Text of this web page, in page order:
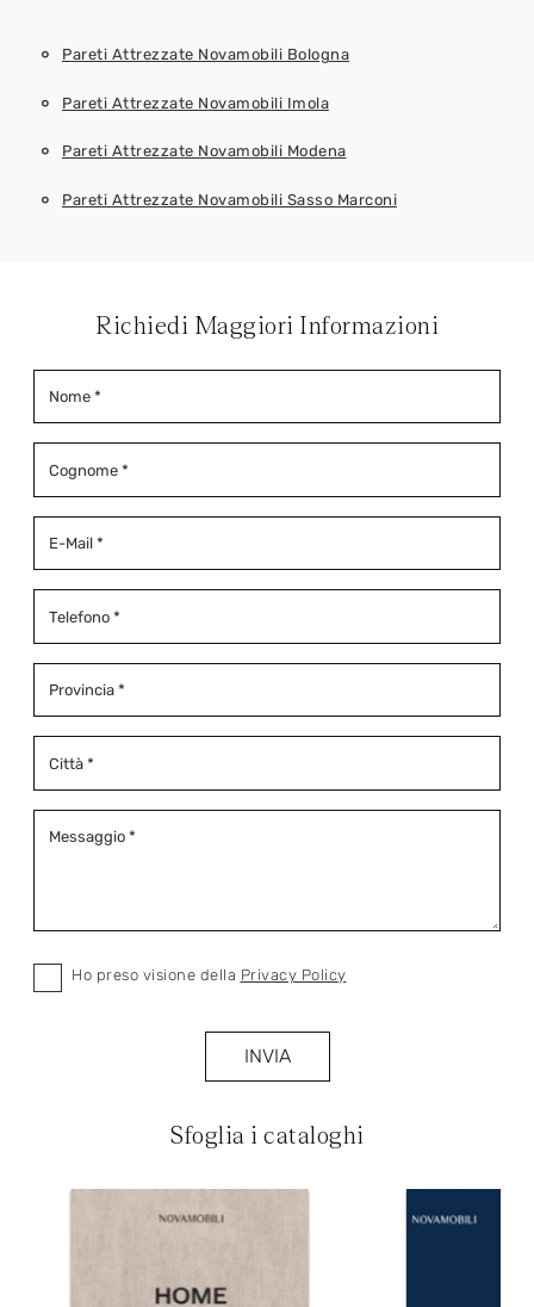
Pareti Attrezzate Novamobili Bologna
Pareti Attrezzate Novamobili Imola
Pareti Attrezzate Novamobili Modena
Pareti Attrezzate Novamobili Sasso Marconi
Sfoglia i cataloghi
Richiedi Maggiori Informazioni
Ho preso visione della Privacy Policy
INVIA